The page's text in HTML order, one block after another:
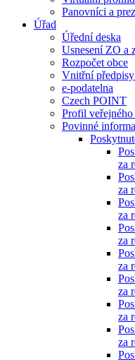
Panovníci a
Úřad
Úřední deska
Usnesení ZO a
Rozpočet obce
Vnitřní
e-podatelna
Czech POINT
Profil veřejného
Povinné
za
za
za
za
za
za
za
za